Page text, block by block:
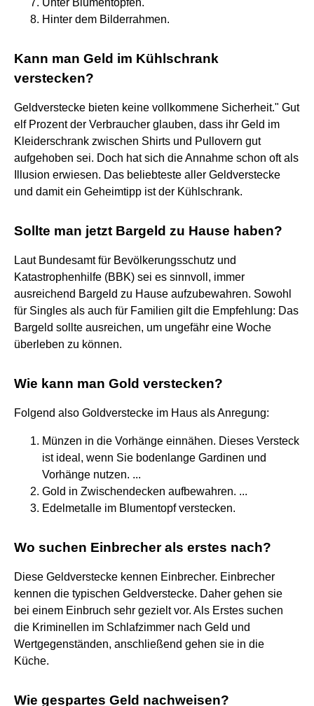
Hinter dem Bilderrahmen.
Kann man Geld im Kühlschrank
verstecken?
Geldverstecke bieten keine vollkommene Sicherheit." Gut
elf Prozent der Verbraucher glauben, dass ihr Geld im
Kleiderschrank zwischen Shirts und Pullovern gut
aufgehoben sei. Doch hat sich die Annahme schon oft als
Illusion erwiesen. Das beliebteste aller Geldverstecke
und damit ein Geheimtipp ist der Kühlschrank.
Sollte man jetzt Bargeld zu Hause haben?
Laut Bundesamt für Bevölkerungsschutz und
Katastrophenhilfe (BBK) sei es sinnvoll, immer
ausreichend Bargeld zu Hause aufzubewahren. Sowohl
für Singles als auch für Familien gilt die Empfehlung: Das
Bargeld sollte ausreichen, um ungefähr eine Woche
überleben zu können.
Wie kann man Gold verstecken?
Folgend also Goldverstecke im Haus als Anregung:
Münzen in die Vorhänge einnähen. Dieses Versteck
ist ideal, wenn Sie bodenlange Gardinen und
Vorhänge nutzen. ...
Gold in Zwischendecken aufbewahren. ...
Edelmetalle im Blumentopf verstecken.
Wo suchen Einbrecher als erstes nach?
Diese Geldverstecke kennen Einbrecher. Einbrecher
kennen die typischen Geldverstecke. Daher gehen sie
bei einem Einbruch sehr gezielt vor. Als Erstes suchen
die Kriminellen im Schlafzimmer nach Geld und
Wertgegenständen, anschließend gehen sie in die
Küche.
Wie gespartes Geld nachweisen?